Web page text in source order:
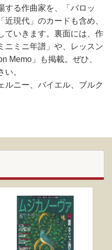
る作曲家を、「バロッ
現代」のカードも含め、
ていきます。裏面には、作
ニミニ年譜」や、レッスン
Memo」も掲載。ぜひ、
。
ニー、バイエル、ブルク